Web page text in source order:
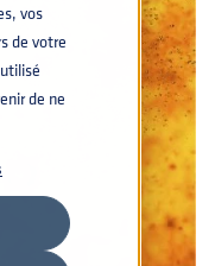
vos
de votre
de ne